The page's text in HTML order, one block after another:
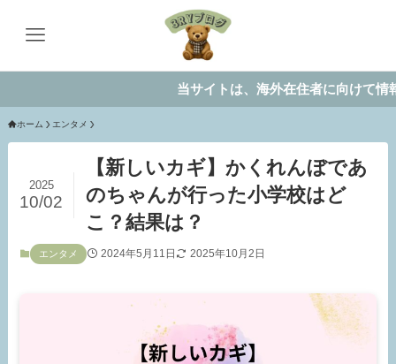
当サイトは、海外在住者に向けて情報を
ホーム エンタメ
【新しいカギ】かくれんぼであ
のちゃんが行った小学校はど
こ？結果は？
2025
10/02
エンタメ 2024年5月11日 2025年10月2日